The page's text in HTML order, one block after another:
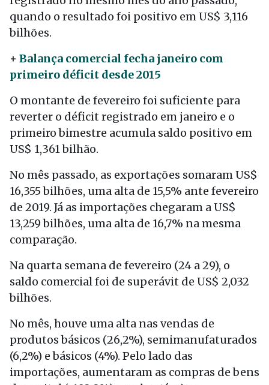
quando o resultado foi positivo em US$ 3,116
bilhões.
+ Balança comercial fecha janeiro com
primeiro déficit desde 2015
O montante de fevereiro foi suficiente para
reverter o déficit registrado em janeiro e o
primeiro bimestre acumula saldo positivo em
US$ 1,361 bilhão.
No mês passado, as exportações somaram US$
16,355 bilhões, uma alta de 15,5% ante fevereiro
de 2019. Já as importações chegaram a US$
13,259 bilhões, uma alta de 16,7% na mesma
comparação.
Na quarta semana de fevereiro (24 a 29), o
saldo comercial foi de superávit de US$ 2,032
bilhões.
No mês, houve uma alta nas vendas de
produtos básicos (26,2%), semimanufaturados
(6,2%) e básicos (4%). Pelo lado das
importações, aumentaram as compras de bens